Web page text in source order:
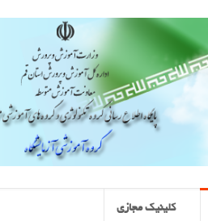
کلینیک مجازی